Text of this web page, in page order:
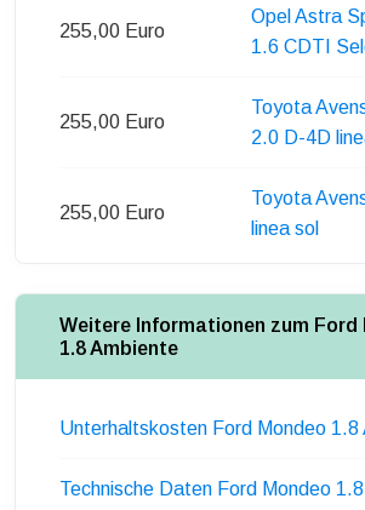
255,00 Euro
Opel Astra
1.6 CDTI
255,00 Euro
Toyota
2.0 D-4D
255,00 Euro
Toyota
linea sol
Weitere Informationen zum Ford
1.8 Ambiente
Unterhaltskosten Ford Mondeo 1.8
Technische Daten Ford Mondeo